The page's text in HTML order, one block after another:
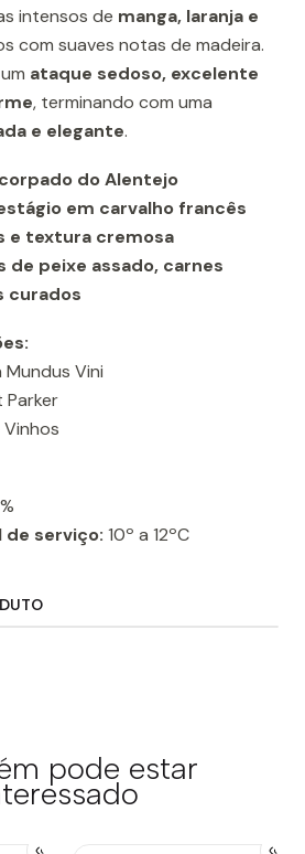
intensos de manga, laranja e
com suaves notas de madeira.
ataque sedoso, excelente
, terminando com uma
e elegante.
do Alentejo
em carvalho francês
e textura cremosa
de peixe assado, carnes
curados
Mundus Vini
Parker
Vinhos
de serviço: 10º a 12ºC
pode estar